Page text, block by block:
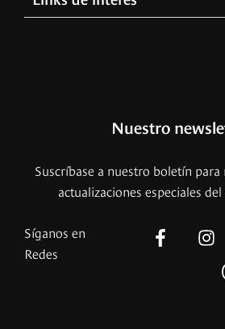
Nuestro
Suscríbase a nuestro boletín
actualizaciones especiales
Síganos en
Redes